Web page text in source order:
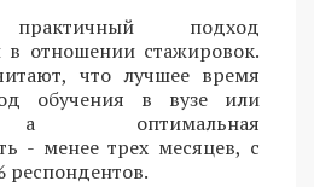
подход
в отношении стажировок.
что лучшее время
обучения в вузе или
оптимальная
- менее трех месяцев, с
респондентов.